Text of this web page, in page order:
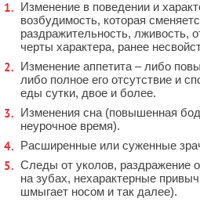
Изменение в поведении и
возбудимость, которая
раздражительность, лживость,
черты характера, ранее
Изменение аппетита – либо
либо полное его отсутствие и
еды сутки, двое и более.
Изменения сна (повышенная
неурочное время).
Расширенные или суженные
Следы от уколов, раздражение
на зубах, нехарактерные
шмыгает носом и так далее).